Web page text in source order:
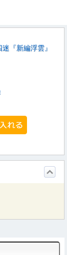
『新編浮雲』